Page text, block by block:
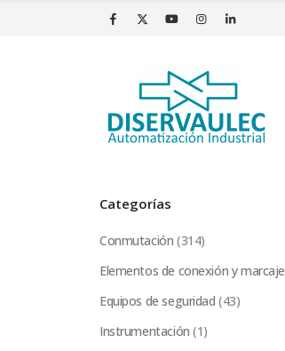
Categorías
Conmutación (314)
Elementos de conexión y marcaje
Equipos de seguridad (43)
Instrumentación (1)